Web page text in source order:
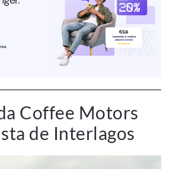
Coffee Motors
de Interlagos